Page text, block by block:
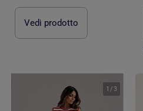
Vedi prodotto
1 /3